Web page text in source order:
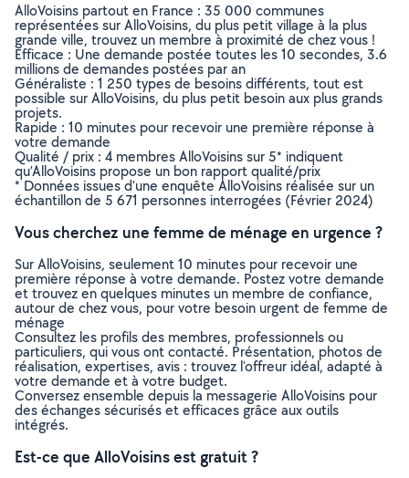
AlloVoisins partout en France : 35 000 communes
représentées sur AlloVoisins, du plus petit village à la plus
grande ville, trouvez un membre à proximité de chez vous !
Efficace : Une demande postée toutes les 10 secondes, 3.6
millions de demandes postées par an
Généraliste : 1 250 types de besoins différents, tout est
possible sur AlloVoisins, du plus petit besoin aux plus grands
projets.
Rapide : 10 minutes pour recevoir une première réponse à
votre demande
Qualité / prix : 4 membres AlloVoisins sur 5* indiquent
qu’AlloVoisins propose un bon rapport qualité/prix
* Données issues d’une enquête AlloVoisins réalisée sur un
échantillon de 5 671 personnes interrogées (Février 2024)
Vous cherchez une femme de ménage en urgence ?
Sur AlloVoisins, seulement 10 minutes pour recevoir une
première réponse à votre demande. Postez votre demande
et trouvez en quelques minutes un membre de confiance,
autour de chez vous, pour votre besoin urgent de femme de
ménage
Consultez les profils des membres, professionnels ou
particuliers, qui vous ont contacté. Présentation, photos de
réalisation, expertises, avis : trouvez l'offreur idéal, adapté à
votre demande et à votre budget.
Conversez ensemble depuis la messagerie AlloVoisins pour
des échanges sécurisés et efficaces grâce aux outils
intégrés.
Est-ce que AlloVoisins est gratuit ?